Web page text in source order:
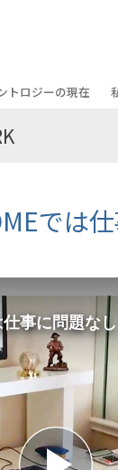
ン
ース
を
トロジーの現在
・オープニング
･ミスキャベッジ氏—
の教会指導者
ツ
では